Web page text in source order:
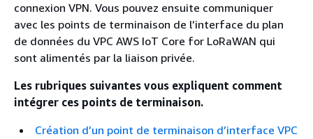
connexion VPN. Vous pouvez ensuite communiquer
avec les points de terminaison de l’interface du plan
de données du VPC AWS IoT Core for LoRaWAN qui
sont alimentés par la liaison privée.
Les rubriques suivantes vous expliquent comment
intégrer ces points de terminaison.
Création d’un point de terminaison d’interface VPC